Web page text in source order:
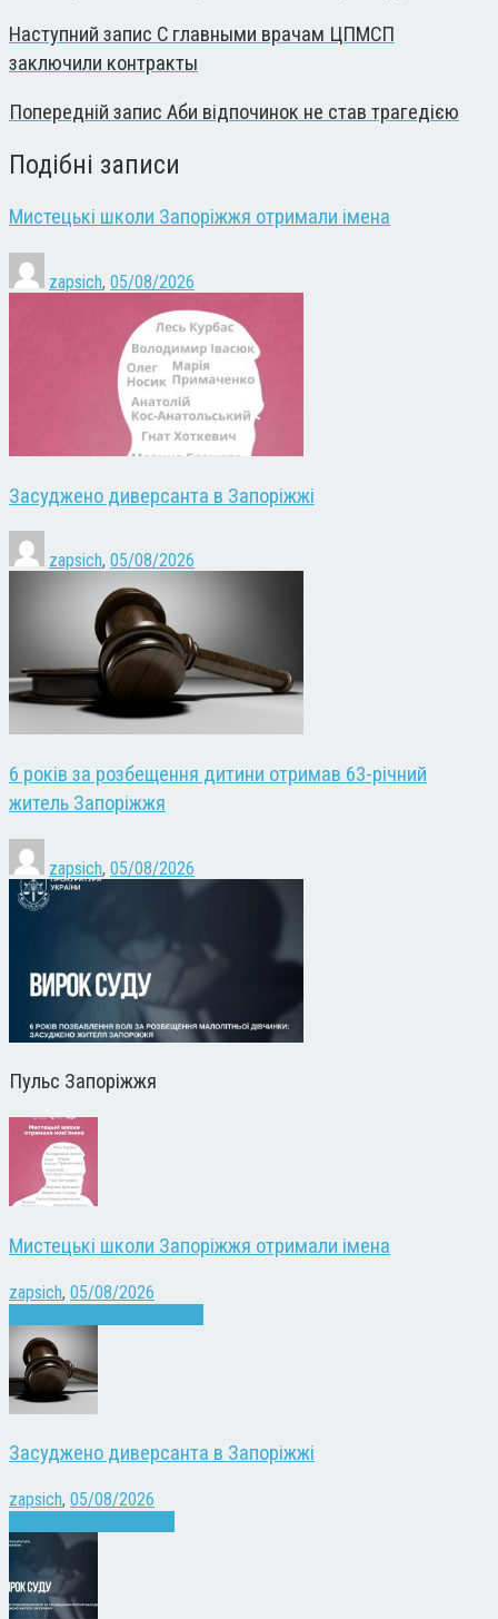
Наступний запис С главными врачам ЦПМСП
заключили контракты
Попередній запис Аби відпочинок не став трагедією
Подібні записи
Мистецькі школи Запоріжжя отримали імена
zapsich, 05/08/2026
Засуджено диверсанта в Запоріжжі
zapsich, 05/08/2026
6 років за розбещення дитини отримав 63-річний
житель Запоріжжя
zapsich, 05/08/2026
Пульс Запоріжжя
Мистецькі школи Запоріжжя отримали імена
zapsich, 05/08/2026
Засуджено диверсанта в Запоріжжі
zapsich, 05/08/2026